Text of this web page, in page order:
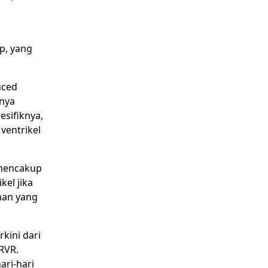
yang
jika
yang
dari
hari